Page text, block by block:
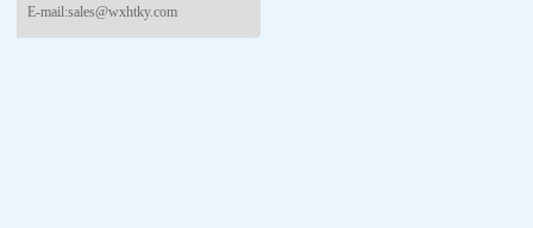
E-mail:sales@wxhtky.com